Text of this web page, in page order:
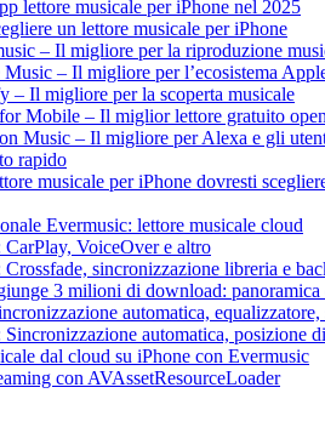
lettore musicale per iPhone nel 2025
un lettore musicale per iPhone
– Il migliore per la riproduzione
– Il migliore per l’ecosistema
– Il migliore per la scoperta musicale
Mobile – Il miglior lettore gratuito
Music – Il migliore per Alexa e gli
rapido
musicale per iPhone dovresti
Evermusic: lettore musicale cloud
VoiceOver e altro
sincronizzazione libreria e
3 milioni di download:
automatica,
automatica, posizione
dal cloud su iPhone con Evermusic
con AVAssetResourceLoader